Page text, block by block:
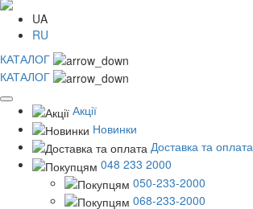
UA
RU
КАТАЛОГ
КАТАЛОГ
Акції
Новинки
Доставка та оплата
048 233 2000
050-233-2000
068-233-2000